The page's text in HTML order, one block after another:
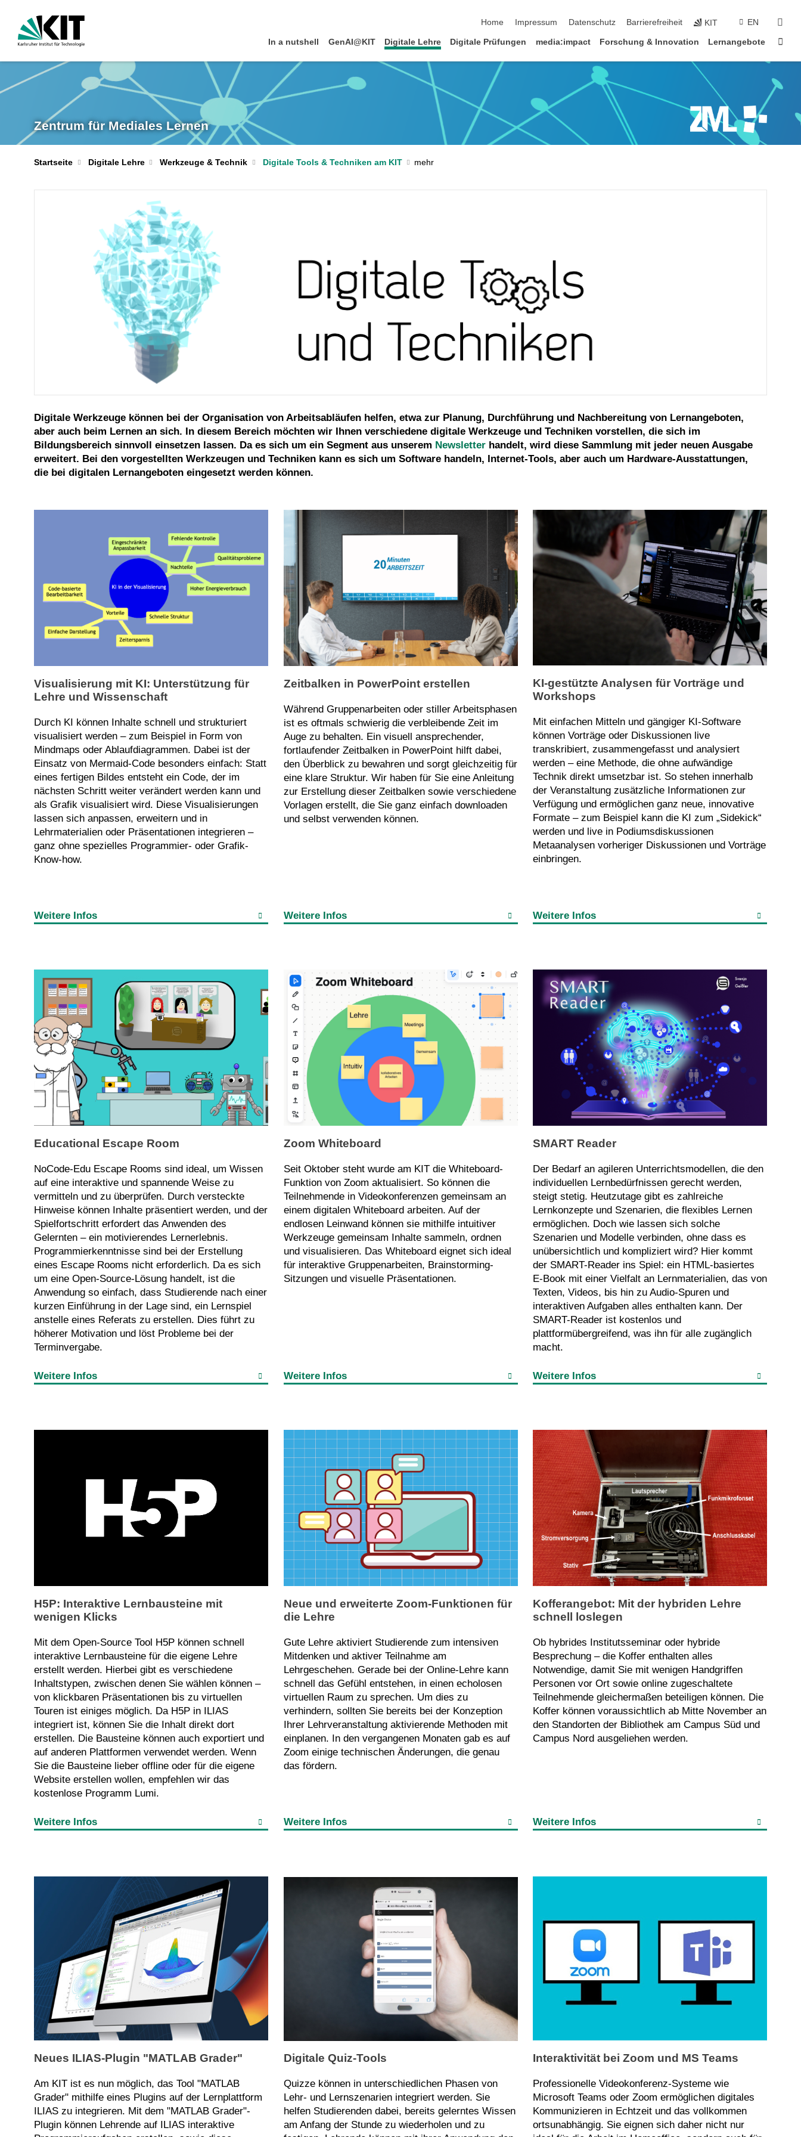
Home
Impressum Datenschutz Barrierefreiheit KIT EN
In a nutshell GenAI@KIT Digitale Lehre Digitale Prüfungen media:impact Forschung & Innovation Lernangebote
Zentrum für Mediales Lernen
Startseite Digitale Lehre Werkzeuge & Technik Digitale Tools & Techniken am KIT
Digitale Werkzeuge können bei der Organisation von Arbeitsabläufen helfen, etwa zur Planung, Durchführung und Nachbereitung von Lernangeboten,
aber auch beim Lernen an sich. In diesem Bereich möchten wir Ihnen verschiedene digitale Werkzeuge und Techniken vorstellen, die sich im
Bildungsbereich sinnvoll einsetzen lassen. Da es sich um ein Segment aus unserem Newsletter handelt, wird diese Sammlung mit jeder neuen Ausgabe
erweitert. Bei den vorgestellten Werkzeugen und Techniken kann es sich um Software handeln, Internet-Tools, aber auch um Hardware-Ausstattungen,
die bei digitalen Lernangeboten eingesetzt werden können.
Visualisierung mit KI: Unterstützung für
Lehre und Wissenschaft
Durch KI können Inhalte schnell und strukturiert
visualisiert werden – zum Beispiel in Form von
Mindmaps oder Ablaufdiagrammen. Dabei ist der
Einsatz von Mermaid-Code besonders einfach: Statt
eines fertigen Bildes entsteht ein Code, der im
nächsten Schritt weiter verändert werden kann und
als Grafik visualisiert wird. Diese Visualisierungen
lassen sich anpassen, erweitern und in
Lehrmaterialien oder Präsentationen integrieren –
ganz ohne spezielles Programmier- oder Grafik-
Know-how.
Weitere Infos
Zeitbalken in PowerPoint erstellen
Während Gruppenarbeiten oder stiller Arbeitsphasen
ist es oftmals schwierig die verbleibende Zeit im
Auge zu behalten. Ein visuell ansprechender,
fortlaufender Zeitbalken in PowerPoint hilft dabei,
den Überblick zu bewahren und sorgt gleichzeitig für
eine klare Struktur. Wir haben für Sie eine Anleitung
zur Erstellung dieser Zeitbalken sowie verschiedene
Vorlagen erstellt, die Sie ganz einfach downloaden
und selbst verwenden können.
Weitere Infos
KI-gestützte Analysen für Vorträge und
Workshops
Mit einfachen Mitteln und gängiger KI-Software
können Vorträge oder Diskussionen live
transkribiert, zusammengefasst und analysiert
werden – eine Methode, die ohne aufwändige
Technik direkt umsetzbar ist. So stehen innerhalb
der Veranstaltung zusätzliche Informationen zur
Verfügung und ermöglichen ganz neue, innovative
Formate – zum Beispiel kann die KI zum „Sidekick“
werden und live in Podiumsdiskussionen
Metaanalysen vorheriger Diskussionen und Vorträge
einbringen.
Weitere Infos
Educational Escape Room
NoCode-Edu Escape Rooms sind ideal, um Wissen
auf eine interaktive und spannende Weise zu
vermitteln und zu überprüfen. Durch versteckte
Hinweise können Inhalte präsentiert werden, und der
Spielfortschritt erfordert das Anwenden des
Gelernten – ein motivierendes Lernerlebnis.
Programmierkenntnisse sind bei der Erstellung
eines Escape Rooms nicht erforderlich. Da es sich
um eine Open-Source-Lösung handelt, ist die
Anwendung so einfach, dass Studierende nach einer
kurzen Einführung in der Lage sind, ein Lernspiel
anstelle eines Referats zu erstellen. Dies führt zu
höherer Motivation und löst Probleme bei der
Terminvergabe.
Weitere Infos
Zoom Whiteboard
Seit Oktober steht wurde am KIT die Whiteboard-
Funktion von Zoom aktualisiert. So können die
Teilnehmende in Videokonferenzen gemeinsam an
einem digitalen Whiteboard arbeiten. Auf der
endlosen Leinwand können sie mithilfe intuitiver
Werkzeuge gemeinsam Inhalte sammeln, ordnen
und visualisieren. Das Whiteboard eignet sich ideal
für interaktive Gruppenarbeiten, Brainstorming-
Sitzungen und visuelle Präsentationen.
Weitere Infos
SMART Reader
Der Bedarf an agileren Unterrichtsmodellen, die den
individuellen Lernbedürfnissen gerecht werden,
steigt stetig. Heutzutage gibt es zahlreiche
Lernkonzepte und Szenarien, die flexibles Lernen
ermöglichen. Doch wie lassen sich solche
Szenarien und Modelle verbinden, ohne dass es
unübersichtlich und kompliziert wird? Hier kommt
der SMART-Reader ins Spiel: ein HTML-basiertes
E-Book mit einer Vielfalt an Lernmaterialien, das von
Texten, Videos, bis hin zu Audio-Spuren und
interaktiven Aufgaben alles enthalten kann. Der
SMART-Reader ist kostenlos und
plattformübergreifend, was ihn für alle zugänglich
macht.
Weitere Infos
H5P: Interaktive Lernbausteine mit
wenigen Klicks
Mit dem Open-Source Tool H5P können schnell
interaktive Lernbausteine für die eigene Lehre
erstellt werden. Hierbei gibt es verschiedene
Inhaltstypen, zwischen denen Sie wählen können –
von klickbaren Präsentationen bis zu virtuellen
Touren ist einiges möglich. Da H5P in ILIAS
integriert ist, können Sie die Inhalt direkt dort
erstellen. Die Bausteine können auch exportiert und
auf anderen Plattformen verwendet werden. Wenn
Sie die Bausteine lieber offline oder für die eigene
Website erstellen wollen, empfehlen wir das
kostenlose Programm Lumi.
Weitere Infos
Neue und erweiterte Zoom-Funktionen für
die Lehre
Gute Lehre aktiviert Studierende zum intensiven
Mitdenken und aktiver Teilnahme am
Lehrgeschehen. Gerade bei der Online-Lehre kann
schnell das Gefühl entstehen, in einen echolosen
virtuellen Raum zu sprechen. Um dies zu
verhindern, sollten Sie bereits bei der Konzeption
Ihrer Lehrveranstaltung aktivierende Methoden mit
einplanen. In den vergangenen Monaten gab es auf
Zoom einige technischen Änderungen, die genau
das fördern.
Weitere Infos
Kofferangebot: Mit der hybriden Lehre
schnell loslegen
Ob hybrides Institutsseminar oder hybride
Besprechung – die Koffer enthalten alles
Notwendige, damit Sie mit wenigen Handgriffen
Personen vor Ort sowie online zugeschaltete
Teilnehmende gleichermaßen beteiligen können. Die
Koffer können voraussichtlich ab Mitte November an
den Standorten der Bibliothek am Campus Süd und
Campus Nord ausgeliehen werden.
Weitere Infos
Neues ILIAS-Plugin "MATLAB Grader"
Am KIT ist es nun möglich, das Tool "MATLAB
Grader" mithilfe eines Plugins auf der Lernplattform
ILIAS zu integrieren. Mit dem "MATLAB Grader"-
Plugin können Lehrende auf ILIAS interaktive
Digitale Quiz-Tools
Quizze können in unterschiedlichen Phasen von
Lehr- und Lernszenarien integriert werden. Sie
helfen Studierenden dabei, bereits gelerntes Wissen
am Anfang der Stunde zu wiederholen und zu
Interaktivität bei Zoom und MS Teams
Professionelle Videokonferenz-Systeme wie
Microsoft Teams oder Zoom ermöglichen digitales
Kommunizieren in Echtzeit und das vollkommen
ortsunabhängig. Sie eignen sich daher nicht nur